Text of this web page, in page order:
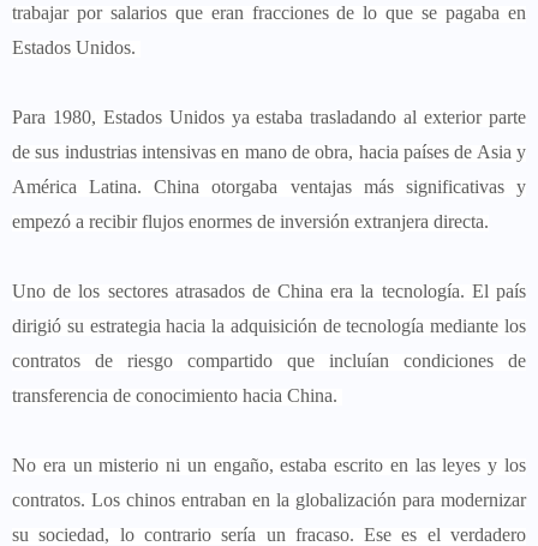
trabajar por salarios que eran fracciones de lo que se pagaba en
Estados Unidos.
Para 1980, Estados Unidos ya estaba trasladando al exterior parte
de sus industrias intensivas en mano de obra, hacia países de Asia y
América Latina. China otorgaba ventajas más significativas y
empezó a recibir flujos enormes de inversión extranjera directa.
Uno de los sectores atrasados de China era la tecnología. El país
dirigió su estrategia hacia la adquisición de tecnología mediante los
contratos de riesgo compartido que incluían condiciones de
transferencia de conocimiento hacia China.
No era un misterio ni un engaño, estaba escrito en las leyes y los
contratos. Los chinos entraban en la globalización para modernizar
su sociedad, lo contrario sería un fracaso. Ese es el verdadero